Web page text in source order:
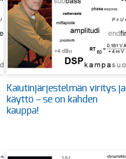
Kaiutinjärjestelmän viritys ja
käyttö – se on kahden
kauppa!